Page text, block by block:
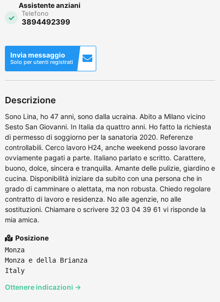
Assistente anziani
Telefono
3894492399
Invia messaggio
Solo per utenti registrati
Descrizione
Sono Lina, ho 47 anni, sono dalla ucraina. Abito a Milano vicino
Sesto San Giovanni. In Italia da quattro anni. Ho fatto la richiesta
di permesso di soggiorno per la sanatoria 2020. Referenze
controllabili. Cerco lavoro H24, anche weekend posso lavorare
ovviamente pagati a parte. Italiano parlato e scritto. Carattere,
buono, dolce, sincera e tranquilla. Amante delle pulizie, giardino e
cucina. Disponibilità iniziare da subito con una persona che in
grado di camminare o alettata, ma non robusta. Chiedo regolare
contratto di lavoro e residenza. No alle agenzie, no alle
sostituzioni. Chiamare o scrivere 32 03 04 39 61 vi risponde la
mia amica.
Posizione
Monza
Monza e della Brianza
Italy
Ottenere indicazioni →